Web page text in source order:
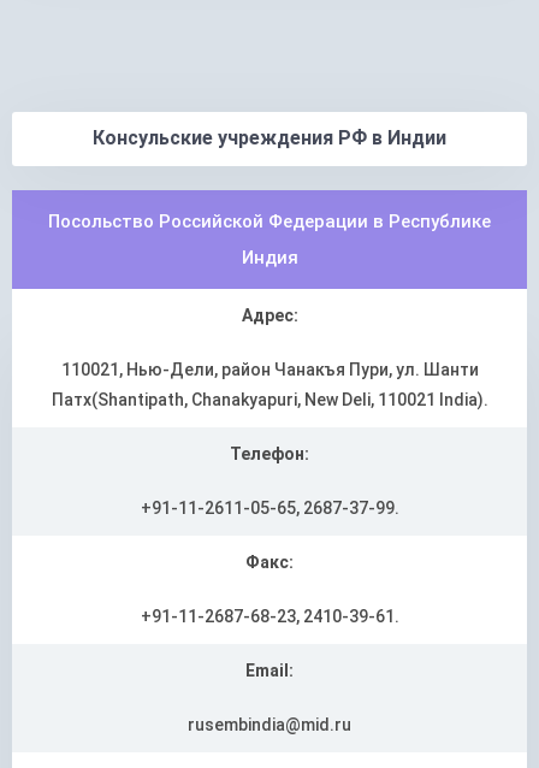
Консульские учреждения РФ в Индии
Посольство Российской Федерации в Республике
Индия
Адрес:
110021, Нью-Дели, район Чанакъя Пури, ул. Шанти
Патх(Shantipath, Chanakyapuri, New Deli, 110021 India).
Телефон:
+91-11-2611-05-65, 2687-37-99.
Факс:
+91-11-2687-68-23, 2410-39-61.
Email:
rusembindia@mid.ru